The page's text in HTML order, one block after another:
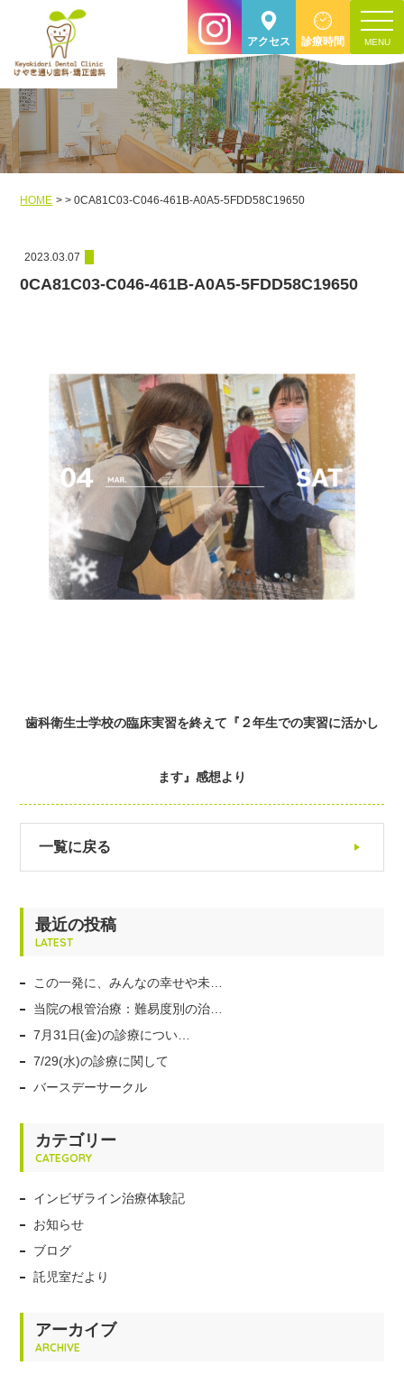
アクセス 診療時間
toggle
HOME 0CA81C03-C046-461B-A0A5-5FDD58C19650
2023.03.07
0CA81C03-C046-461B-A0A5-5FDD58C19650
歯科衛生士学校の臨床実習を終えて『２年生での実習に活かし
ます』感想より
一覧に戻る
最近の投稿
LATEST
この一発に、みんなの幸せや未…
当院の根管治療：難易度別の治…
7月31日(金)の診療につい…
7/29(水)の診療に関して
バースデーサークル
カテゴリー
CATEGORY
インビザライン治療体験記
お知らせ
ブログ
託児室だより
アーカイブ
ARCHIVE